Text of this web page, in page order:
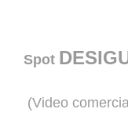
Spot
(Video